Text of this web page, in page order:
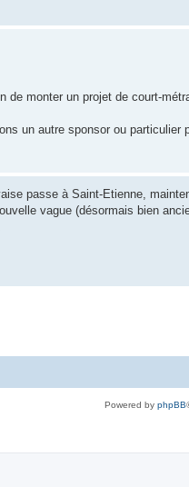
monter un projet de court-
un autre sponsor ou particulier
passe à Saint-Etienne,
vague (désormais bien
Powered by phpBB